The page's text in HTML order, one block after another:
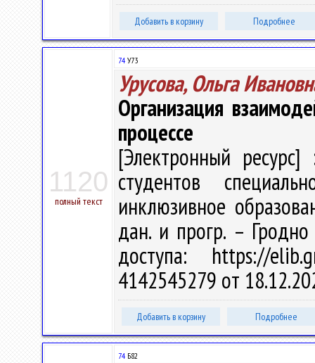
Добавить в корзину Подробнее
1120
полный текст
74 У73
Урусова, Ольга
Организация
процессе
[Электронный ресурс]
студентов
инклюзивное
дан. и прогр. –
доступа: https://
4142545279 от
Добавить в корзину Подробнее
74 Б82